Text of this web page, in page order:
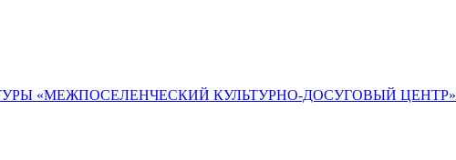
«МЕЖПОСЕЛЕНЧЕСКИЙ КУЛЬТУРНО-ДОСУГОВЫЙ ЦЕНТР»